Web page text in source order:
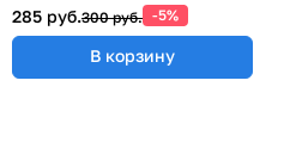
285 руб.300 руб. -5%
В корзину